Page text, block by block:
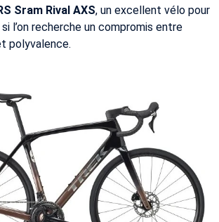
Sram Rival AXS, un excellent vélo pour
l’on recherche un compromis entre
polyvalence.